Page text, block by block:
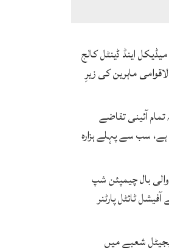
میڈیکل اینڈ ڈینٹل کالج
ماہرین کی زیرِ
شروع
تمام آئینی تقاضے
ہے، سب سے پہلے ہزارہ
والی بال چیمپئن شپ
کے آفیشل ٹائٹل پارٹنر
شعبے میں